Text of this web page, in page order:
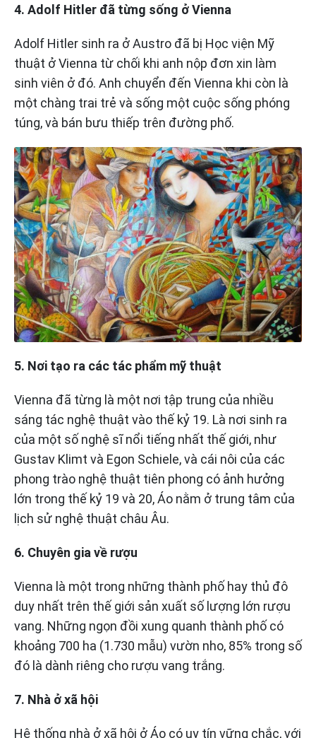
4. Adolf Hitler đã từng sống ở Vienna
Adolf Hitler sinh ra ở Austro đã bị Học viện Mỹ
thuật ở Vienna từ chối khi anh nộp đơn xin làm
sinh viên ở đó. Anh chuyển đến Vienna khi còn là
một chàng trai trẻ và sống một cuộc sống phóng
túng, và bán bưu thiếp trên đường phố.
5. Nơi tạo ra các tác phẩm mỹ thuật
Vienna đã từng là một nơi tập trung của nhiều
sáng tác nghệ thuật vào thế kỷ 19. Là nơi sinh ra
của một số nghệ sĩ nổi tiếng nhất thế giới, như
Gustav Klimt và Egon Schiele, và cái nôi của các
phong trào nghệ thuật tiên phong có ảnh hưởng
lớn trong thế kỷ 19 và 20, Áo nằm ở trung tâm của
lịch sử nghệ thuật châu Âu.
6. Chuyên gia về rượu
Vienna là một trong những thành phố hay thủ đô
duy nhất trên thế giới sản xuất số lượng lớn rượu
vang. Những ngọn đồi xung quanh thành phố có
khoảng 700 ha (1.730 mẫu) vườn nho, 85% trong số
đó là dành riêng cho rượu vang trắng.
7. Nhà ở xã hội
Hệ thống nhà ở xã hội ở Áo có uy tín vững chắc, với